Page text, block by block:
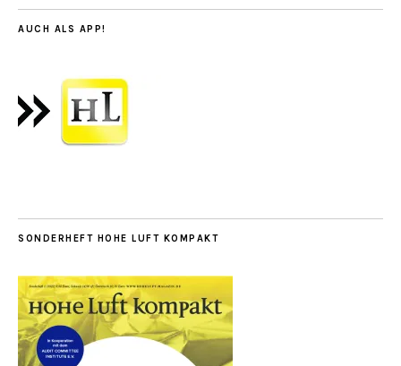
AUCH ALS APP!
SONDERHEFT HOHE LUFT KOMPAKT